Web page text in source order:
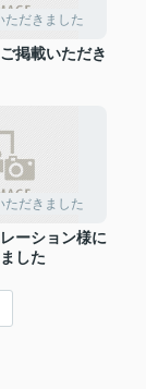
ただきました
掲載いただき
ただきました
ーション様に
した